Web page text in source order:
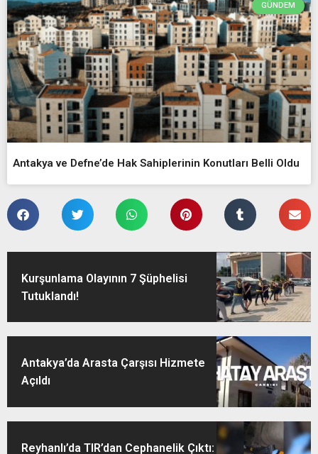
GÜNDEM
Antakya ve Defne’de Hak Sahiplerinin Konutları Belli Oldu
Kurşunlama Olayının 7 Şüphelisi
Tutuklandı!
Antakya’da Arasta Çarşısı Hizmete
Açıldı
Reyhanlı’da TIR’dan Cephanelik Çıktı: